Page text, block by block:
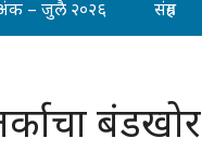
– जुलै २०२६ संग्रह
बंडखोर